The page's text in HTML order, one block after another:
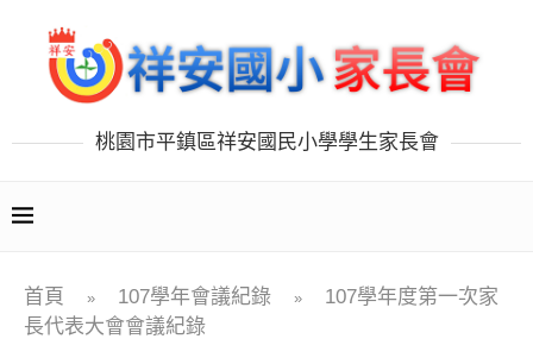
桃園市平鎮區祥安國民小學學生家長會
首頁 » 107學年會議紀錄 »
107學年度第一次家
長代表大會會議紀錄